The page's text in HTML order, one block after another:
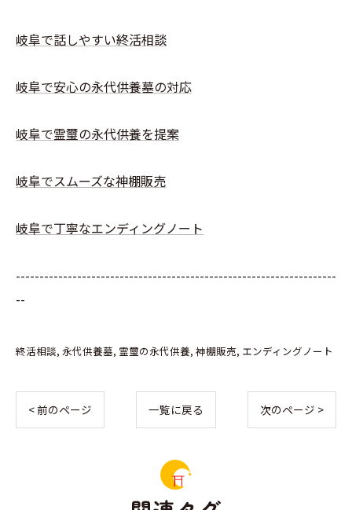
岐阜で話しやすい終活相談
岐阜で安心の永代供養墓の対応
岐阜で霊璽の永代供養を提案
岐阜でスムーズな神棚販売
岐阜で丁寧なエンディングノート
--------------------------------------------------------------------
--
終活相談 永代供養墓 霊璽の永代供養 神棚販売 エンディングノート
< 前のページ 一覧に戻る 次のページ >